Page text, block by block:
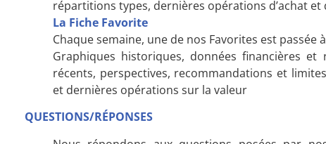
répartitions types, dernières opérations d’achat
La Fiche Favorite
Chaque semaine, une de nos Favorites est passée
Graphiques historiques, données financières
récents, perspectives, recommandations et
et dernières opérations sur la valeur
QUESTIONS/RÉPONSES